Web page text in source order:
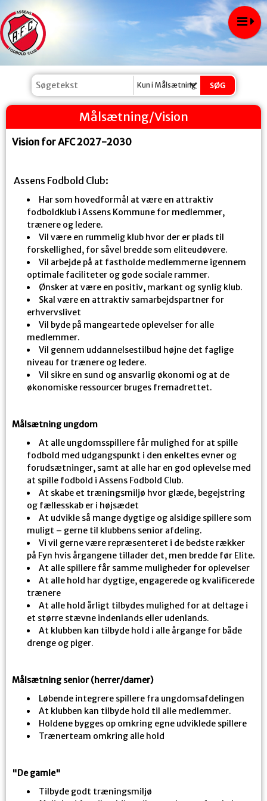
Kun i Målsætning/Vision
Målsætning/Vision
Vision for AFC 2027-2030
Assens Fodbold Club:
Har som hovedformål at være en attraktiv
fodboldklub i Assens Kommune for medlemmer,
trænere og ledere.
Vil være en rummelig klub hvor der er plads til
forskellighed, for såvel bredde som eliteudøvere.
Vil arbejde på at fastholde medlemmerne igennem
optimale faciliteter og gode sociale rammer.
Ønsker at være en positiv, markant og synlig klub.
Skal være en attraktiv samarbejdspartner for
erhvervslivet
Vil byde på mangeartede oplevelser for alle
medlemmer.
Vil gennem uddannelsestilbud højne det faglige
niveau for trænere og ledere.
Vil sikre en sund og ansvarlig økonomi og at de
økonomiske ressourcer bruges fremadrettet.
Målsætning ungdom
At alle ungdomsspillere får mulighed for at spille
fodbold med udgangspunkt i den enkeltes evner og
forudsætninger, samt at alle har en god oplevelse med
at spille fodbold i Assens Fodbold Club.
At skabe et træningsmiljø hvor glæde, begejstring
og fællesskab er i højsædet
At udvikle så mange dygtige og alsidige spillere som
muligt – gerne til klubbens senior afdeling.
Vi vil gerne være repræsenteret i de bedste rækker
på Fyn hvis årgangene tillader det, men bredde før Elite.
At alle spillere får samme muligheder for oplevelser
At alle hold har dygtige, engagerede og kvalificerede
trænere
At alle hold årligt tilbydes mulighed for at deltage i
et større stævne indenlands eller udenlands.
At klubben kan tilbyde hold i alle årgange for både
drenge og piger.
Målsætning senior (herrer/damer)
Løbende integrere spillere fra ungdomsafdelingen
At klubben kan tilbyde hold til alle medlemmer.
Holdene bygges op omkring egne udviklede spillere
Trænerteam omkring alle hold
"De gamle"
Tilbyde godt træningsmiljø